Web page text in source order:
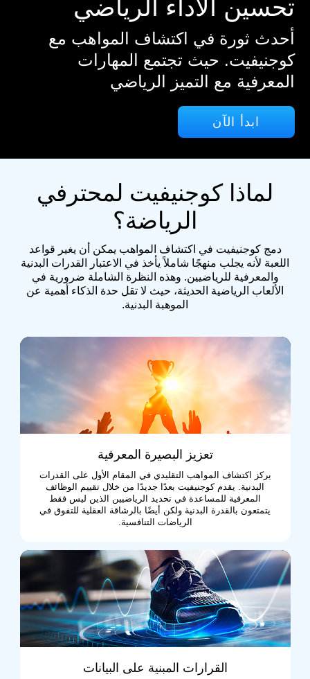
تحسين الأداء الرياضي
أحدث ثورة في اكتشاف المواهب مع
كوجنيفيت. حيث تجتمع المهارات
المعرفية مع التميز الرياضي
ابدأ الآن
لماذا كوجنيفيت لمحترفي
الرياضة؟
دمج كوجنيفيت في اكتشاف المواهب يمكن أن يغير قواعد
اللعبة لأنه يجلب منهجًا شاملاً يأخذ في الاعتبار القدرات البدنية
والمعرفية للرياضيين. وهذه النظرة الشاملة ضرورية في
الألعاب الرياضية الحديثة، حيث لا تقل حدة الذكاء أهمية عن
الموهبة البدنية.
تعزيز البصيرة المعرفية
يركز اكتشاف المواهب التقليدي في المقام الأول على القدرات
البدنية. يقدم كوجنيفيت بعدًا جديدًا من خلال تقييم الوظائف
المعرفية للمساعدة في تحديد الرياضيين الذين ليس فقط
يتمتعون بالقدرة البدنية ولكن أيضًا بالرشاقة العقلية للتفوق في
الرياضات التنافسية.
القرارات المبنية على البيانات